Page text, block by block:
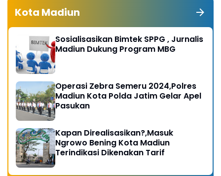
Kota Madiun
Sosialisasikan Bimtek SPPG , Jurnalis
Madiun Dukung Program MBG
Operasi Zebra Semeru 2024,Polres
Madiun Kota Polda Jatim Gelar Apel
Pasukan
Kapan Direalisasikan?,Masuk
Ngrowo Bening Kota Madiun
Terindikasi Dikenakan Tarif